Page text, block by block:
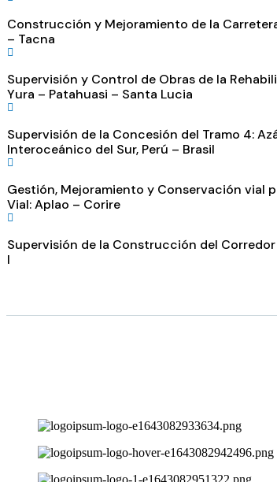
Construcción y Mejoramiento de la
– Tacna
Supervisión y Control de Obras de la
Yura – Patahuasi – Santa Lucia
Supervisión de la Concesión del Tramo 4:
Interoceánico del Sur, Perú – Brasil
Gestión, Mejoramiento y Conservación vial
Vial: Aplao – Corire
Supervisión de la Construcción del
I